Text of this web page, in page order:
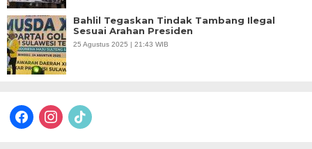
Bahlil Tegaskan Tindak Tambang Ilegal
Sesuai Arahan Presiden
25 Agustus 2025 | 21:43 WIB
facebookinstagram
tiktok